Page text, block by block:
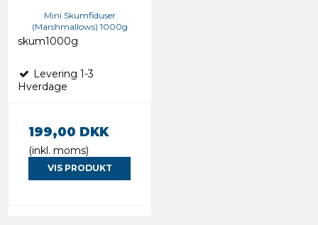
Mini Skumfiduser
(Marshmallows) 1000g
skum1000g
Levering 1-3
Hverdage
199,00 DKK
(inkl. moms)
VIS PRODUKT